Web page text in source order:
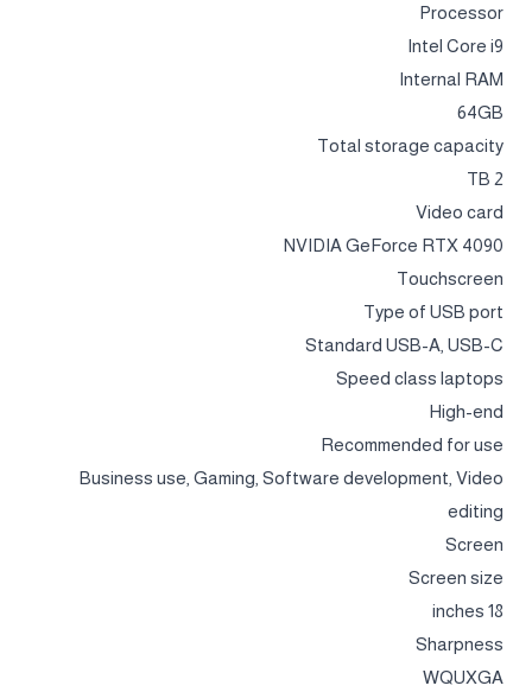
Processor
Intel Core i9
Internal RAM
64GB
Total storage capacity
2 TB
Video card
NVIDIA GeForce RTX 4090
Touchscreen
Type of USB port
Standard USB-A, USB-C
Speed class laptops
High-end
Recommended for use
Business use, Gaming, Software development, Video
editing
Screen
Screen size
18 inches
Sharpness
WQUXGA